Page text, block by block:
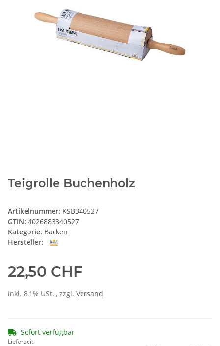
Teigrolle Buchenholz
Artikelnummer: KSB340527
GTIN: 4026883340527
Kategorie: Backen
Hersteller:
22,50 CHF
inkl. 8,1% USt. , zzgl. Versand
Sofort verfügbar
Lieferzeit: